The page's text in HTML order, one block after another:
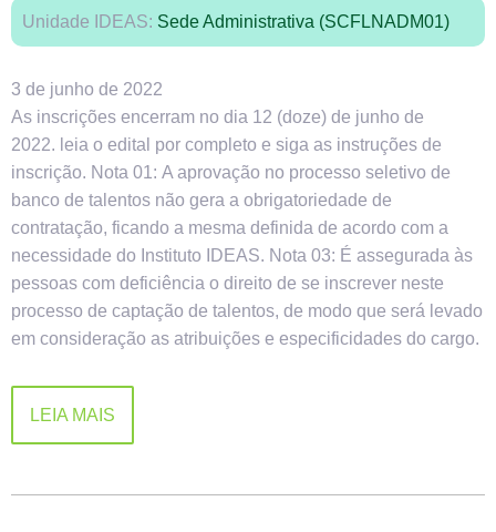
Unidade IDEAS: Sede Administrativa (SCFLNADM01)
3 de junho de 2022
As inscrições encerram no dia 12 (doze) de junho de
2022. leia o edital por completo e siga as instruções de
inscrição. Nota 01: A aprovação no processo seletivo de
banco de talentos não gera a obrigatoriedade de
contratação, ficando a mesma definida de acordo com a
necessidade do Instituto IDEAS. Nota 03: É assegurada às
pessoas com deficiência o direito de se inscrever neste
processo de captação de talentos, de modo que será levado
em consideração as atribuições e especificidades do cargo.
LEIA MAIS